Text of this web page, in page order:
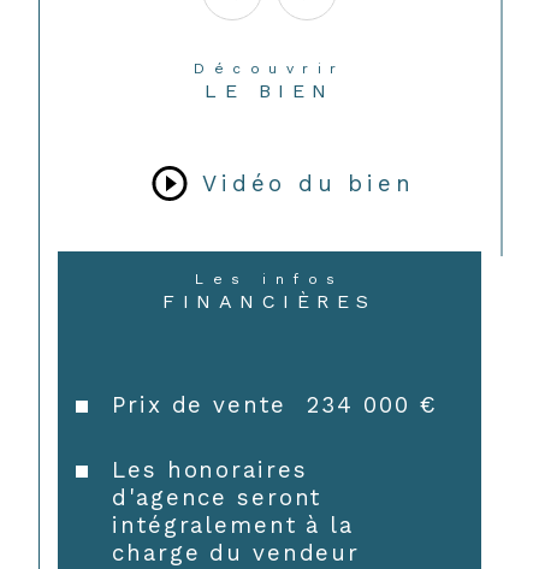
Découvrir
LE BIEN
Vidéo du bien
Les infos
FINANCIÈRES
Prix de vente 234 000 €
Les honoraires
d'agence seront
intégralement à la
charge du vendeur